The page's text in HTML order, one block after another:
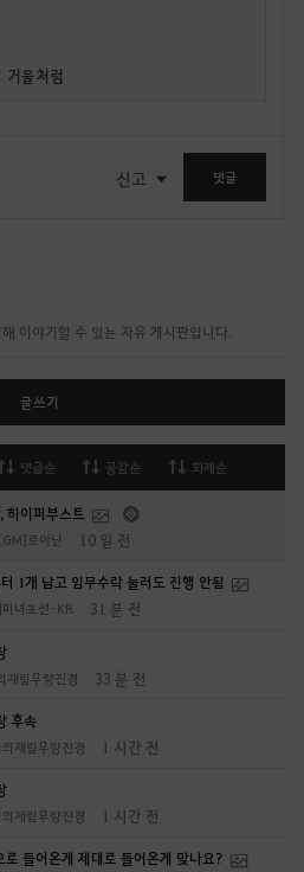
거울처럼
신고 댓글
이야기할 수 있는 자유 게시판입니다.
글쓰기
댓글순 공감순 화제순
하이퍼부스트
[GM]로아닌 10 일 전
1개 남고 임무수락 눌러도 진행 안됨
미녀초선-KR 31 분 전
재림무량진경 33 분 전
후속
의재림무량진경 1 시간 전
의재림무량진경 1 시간 전
들어온게 제대로 들어온게 맞나요?